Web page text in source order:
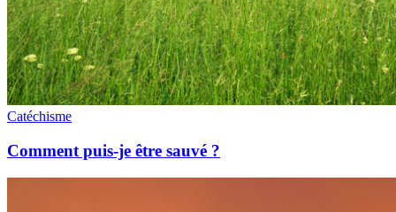
Catéchisme
Comment puis-je être sauvé ?